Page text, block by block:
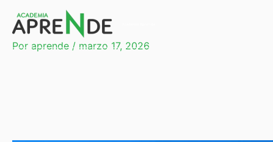
contenido
Por aprende / marzo 17, 2026